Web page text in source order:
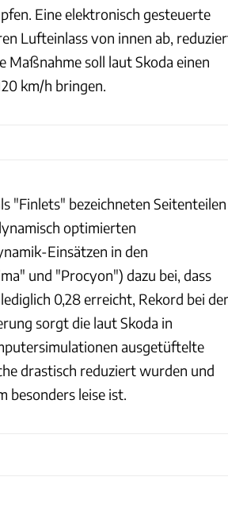
Eine elektronisch gesteuerte
Lufteinlass von innen ab,
Maßnahme soll laut Skoda einen
km/h bringen.
"Finlets" bezeichneten Seitenteilen
optimierten
Einsätzen in den
und "Procyon") dazu bei, dass
0,28 erreicht, Rekord bei
sorgt die laut Skoda in
ausgetüftelte
drastisch reduziert wurden und
besonders leise ist.